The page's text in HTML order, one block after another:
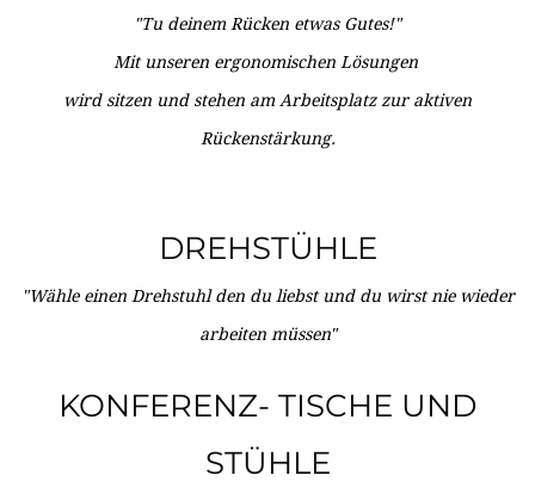
"Tu deinem Rücken etwas Gutes!"
Mit unseren ergonomischen Lösungen
wird sitzen und stehen am Arbeitsplatz zur aktiven
Rückenstärkung.
DREHSTÜHLE
"Wähle einen Drehstuhl den du liebst und du wirst nie wieder
arbeiten müssen"
KONFERENZ- TISCHE UND
STÜHLE